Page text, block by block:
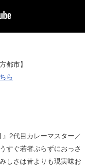
都市】
ら
2代目カレーマスター／
すぐ若者ぶらずにおっさ
しさは昔よりも現実味お